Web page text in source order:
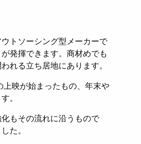
トソーシング型メーカーで
発揮できます。商材めでも
れる立ち居地にあります。
映が始まったもの、年末や
。
もその流れに沿うもので
た。